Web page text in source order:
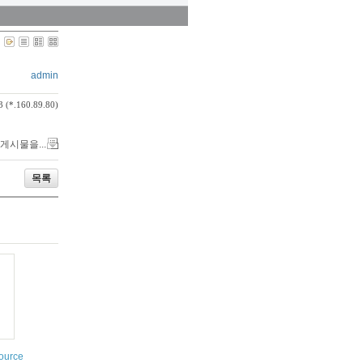
admin
(*.160.89.80)
시물을...
목록
sip stacks library for Android over B4A